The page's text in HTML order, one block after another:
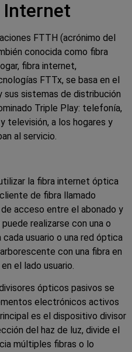
Internet
FTTH (acrónimo del
conocida como fibra
fibra internet,
FTTx, se basa en el
sistemas de distribución
Triple Play: telefonía,
televisión, a los hogares y
al servicio.
la fibra internet óptica
de fibra llamado
acceso entre el abonado y
realizarse con una o
usuario o una red óptica
con una fibra en
el lado usuario.
ópticos pasivos se
electrónicos activos
es el dispositivo divisor
del haz de luz, divide el
múltiples fibras o lo